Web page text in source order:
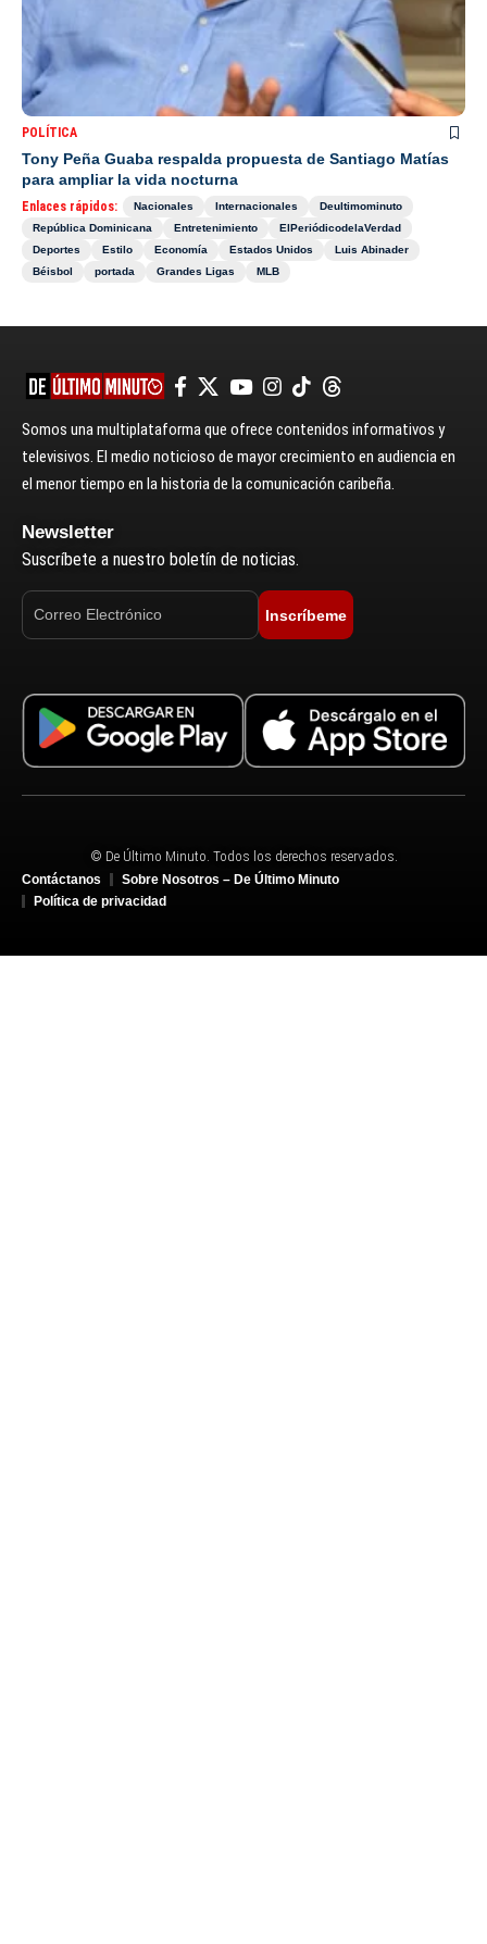
POLÍTICA
Tony Peña Guaba respalda propuesta de Santiago Matías
para ampliar la vida nocturna
Enlaces rápidos: Nacionales Internacionales
Deultimominuto
República Dominicana
Entretenimiento
ElPeriódicodelaVerdad
Deportes
Estilo Economía Estados Unidos
Luis Abinader
Béisbol
portada Grandes Ligas MLB
Somos una multiplataforma que ofrece contenidos informativos y
televisivos. El medio noticioso de mayor crecimiento en audiencia en
el menor tiempo en la historia de la comunicación caribeña.
Newsletter
Suscríbete a nuestro boletín de noticias.
Inscríbeme
© De Último Minuto. Todos los derechos reservados.
Contáctanos
Sobre Nosotros – De Último Minuto
Política de privacidad